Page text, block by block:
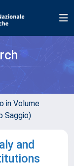
in Volume
Saggio)
and